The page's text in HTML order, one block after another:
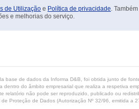
de Utilização e Política de privacidade.
e melhorias do serviço.
base de dados da Informa D&B, foi obtida junto de
do âmbito empresarial que realiza a respetiva
relatório não pode ser reproduzido, publicado ou
Proteção de Dados (Autorização Nº 32/96, emitida a